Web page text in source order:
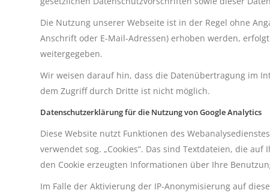
Die Nutzung unserer Webseite ist in der Regel ohne
Anschrift oder E-Mail-Adressen) erhoben werden,
weitergegeben.
Wir weisen darauf hin, dass die Datenübertragung im
dem Zugriff durch Dritte ist nicht möglich.
Datenschutzerklärung für die Nutzung von Google Analytics
Diese Website nutzt Funktionen des
verwendet sog. „Cookies“. Das sind Textdateien, die
den Cookie erzeugten Informationen über Ihre
Im Falle der Aktivierung der IP-Anonymisierung auf